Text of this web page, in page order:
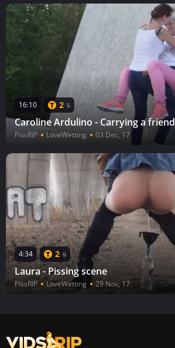
16:10 2 5
Caroline Ardulino - Carrying a friend
PissRIP LoveWetting 03 Dec, 17
4:34 2 5
Laura - Pissing scene
PissRIP LoveWetting 29 Nov, 17